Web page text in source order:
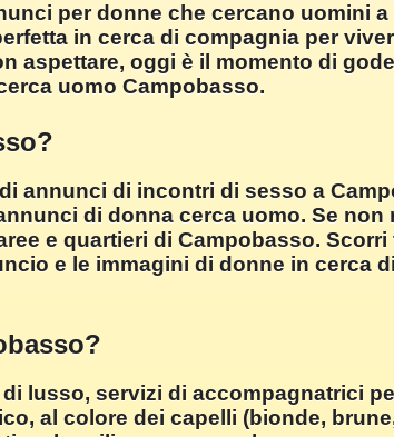
per donne che cercano uomini
in cerca di compagnia per
aspettare, oggi è il momento di
uomo Campobasso.
annunci di incontri di sesso a
di donna cerca uomo. Se
e quartieri di Campobasso.
e le immagini di donne in cerca
lusso, servizi di accompagnatrici
al colore dei capelli (bionde,